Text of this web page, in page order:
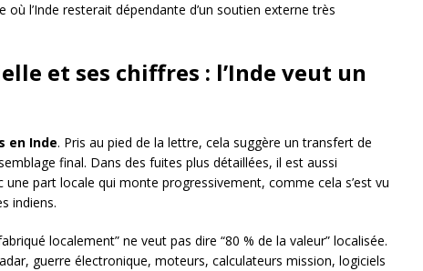
l’Inde resterait dépendante d’un soutien externe très
et ses chiffres : l’Inde veut un
en Inde. Pris au pied de la lettre, cela suggère un transfert de
final. Dans des fuites plus détaillées, il est aussi
une part locale qui monte progressivement, comme cela s’est vu
indiens.
localement” ne veut pas dire “80 % de la valeur” localisée.
guerre électronique, moteurs, calculateurs mission, logiciels